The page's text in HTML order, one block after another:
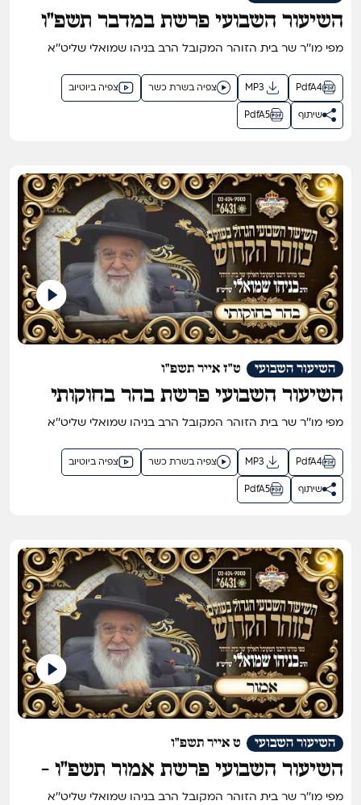
השיעור השבועי פרשת במדבר תשפ"ו
מפי מו''ר שר בית הזוהר המקובל הרב בניהו שמואלי שליט''א
צפיה ביוטיוב צפיה בשרת כשר MP3 PdfA4
PdfA5 שיתוף
ט"ז אייר תשפ"ו השיעור השבועי
השיעור השבועי פרשת בהר בחוקותי
תשפ"ו אתרא קדישא מירון - השיעור
הזוהר המקובל ר' בניהו שמואלי שליט"א
מפי מו''ר שר בית הזוהר המקובל הרב בניהו שמואלי שליט''א
צפיה ביוטיוב צפיה בשרת כשר MP3 PdfA4
PdfA5 שיתוף
ט אייר תשפ"ו השיעור השבועי
השיעור השבועי פרשת אמור תשפ"ו -
השיעור הגדול בתבל בזוהר הקדוש מפי
מפי מו''ר שר בית הזוהר המקובל הרב בניהו שמואלי שליט''א